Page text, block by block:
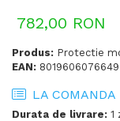
782,00 RON
Produs: Protectie
EAN: 8019606076649
LA COMANDA
Durata de livrare: 1